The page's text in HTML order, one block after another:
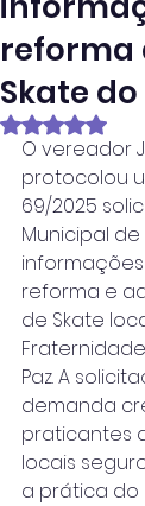
reforma
Skate
Avaliado
O vereador
protocolou
69/2025
Municipal
reforma e
de Skate
Paz. A
demanda
praticantes
locais
a prática do